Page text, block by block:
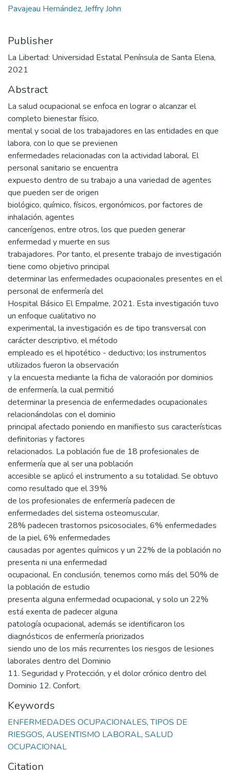
Pavajeau Hernández, Jeffry John
Publisher
La Libertad: Universidad Estatal Península de Santa Elena,
2021
Abstract
La salud ocupacional se enfoca en lograr o alcanzar el
completo bienestar físico,
mental y social de los trabajadores en las entidades en que
labora, con lo que se previenen
enfermedades relacionadas con la actividad laboral. El
personal sanitario se encuentra
expuesto dentro de su trabajo a una variedad de agentes
que pueden ser de origen
biológico, químico, físicos, ergonómicos, por factores de
inhalación, agentes
cancerígenos, entre otros, los que pueden generar
enfermedad y muerte en sus
trabajadores. Por tanto, el presente trabajo de investigación
tiene como objetivo principal
determinar las enfermedades ocupacionales presentes en el
personal de enfermería del
Hospital Básico El Empalme, 2021. Esta investigación tuvo
un enfoque cualitativo no
experimental, la investigación es de tipo transversal con
carácter descriptivo, el método
empleado es el hipotético - deductivo; los instrumentos
utilizados fueron la observación
y la encuesta mediante la ficha de valoración por dominios
de enfermería, la cual permitió
determinar la presencia de enfermedades ocupacionales
relacionándolas con el dominio
principal afectado poniendo en manifiesto sus características
definitorias y factores
relacionados. La población fue de 18 profesionales de
enfermería que al ser una población
accesible se aplicó el instrumento a su totalidad. Se obtuvo
como resultado que el 39%
de los profesionales de enfermería padecen de
enfermedades del sistema osteomuscular,
28% padecen trastornos psicosociales, 6% enfermedades
de la piel, 6% enfermedades
causadas por agentes químicos y un 22% de la población no
presenta ni una enfermedad
ocupacional. En conclusión, tenemos como más del 50% de
la población de estudio
presenta alguna enfermedad ocupacional, y solo un 22%
está exenta de padecer alguna
patología ocupacional, además se identificaron los
diagnósticos de enfermería priorizados
siendo uno de los más recurrentes los riesgos de lesiones
laborales dentro del Dominio
11. Seguridad y Protección, y el dolor crónico dentro del
Dominio 12. Confort.
Keywords
ENFERMEDADES OCUPACIONALES,TIPOS DE
RIESGOS, AUSENTISMO LABORAL, SALUD
OCUPACIONAL
Citation